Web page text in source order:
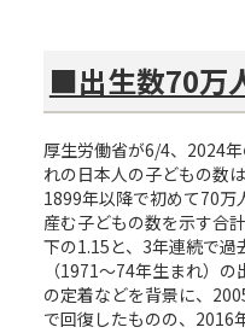
■出生数70万
厚生労働省が6/4、2024
れの日本人の子どもの数
1899年以降で初めて70万
産む子どもの数を示す合
下の1.15と、3年連続で
（1971～74年生まれ）
の定着などを背景に、
で回復したものの、2016